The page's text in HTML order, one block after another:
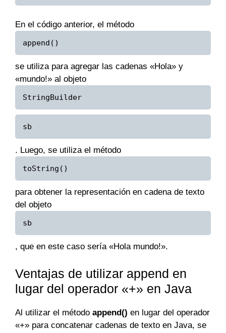
En el código anterior, el método
append()
se utiliza para agregar las cadenas «Hola» y
«mundo!» al objeto
StringBuilder
sb
. Luego, se utiliza el método
toString()
para obtener la representación en cadena de texto
del objeto
sb
, que en este caso sería «Hola mundo!».
Ventajas de utilizar append en
lugar del operador «+» en Java
Al utilizar el método append() en lugar del operador
«+» para concatenar cadenas de texto en Java, se